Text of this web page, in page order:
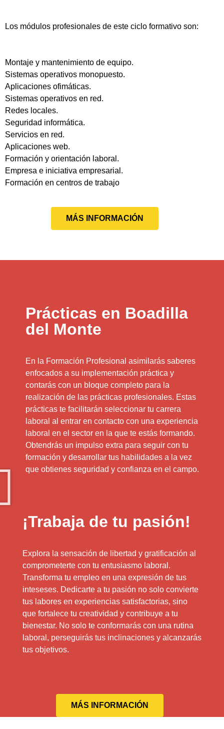
Los módulos profesionales de este ciclo formativo son:
Montaje y mantenimiento de equipo.
Sistemas operativos monopuesto.
Aplicaciones ofimáticas.
Sistemas operativos en red.
Redes locales.
Seguridad informática.
Servicios en red.
Aplicaciones web.
Formación y orientación laboral.
Empresa e iniciativa empresarial.
Formación en centros de trabajo
MÁS INFORMACIÓN
Prácticas en Boadilla
del Monte
En la Formación Profesional asimilarás saberes
enfocados a su implementación práctica y
contarás con un bloque completo para la
realización de las prácticas profesionales. Estas
prácticas te facilitarán seleccionar tu carrera
laboral al entrar en contacto con una experiencia
laboral en el sector en la que te estás formando.
Obtendrás un impulso extra para seguir con tu
formación y desarrollar tus habilidades a la vez
que obtienes seguridad y confianza en el campo.
¡Trabaja de tu pasión!
Explora la sensación de libertad y gratificación al
comprometerte con tu entusiasmo laboral.
Transforma tu empleo en una expresión de tus
inteseses. Dedicarte a tu pasión no solo convierte
tus labores en experiencias satisfactorias, sino
que fortalece tu creatividad y contribuye a tu
bienestar. No solo te conformarás con una rutina
laboral, perseguirás tus inclinaciones y alcanzarás
tus objetivos.
MÁS INFORMACIÓN